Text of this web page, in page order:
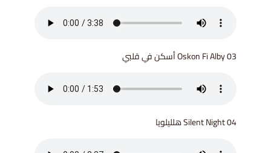
03 Oskon Fi Alby أسكن في قلبي
04 Silent Night هلليلويا